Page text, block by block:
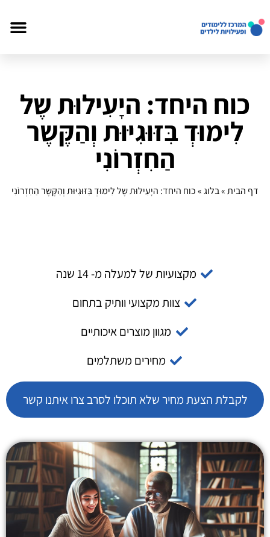
כוח היחד: היָעִילוּת שֶל
לִימוּדְ בִּזּוּגִיּוּת וְהַקֶּשֶר
הַחִזְרוֹנִי
דף הבית»בלוג»כוח היחד: היָעִילוּת שֶל לִימוּדְ בִּזּוּגִיּוּת וְהַקֶּשֶר הַחִזְרוֹנִי
מקצועיות של למעלה מ- 14 שנה
צוות מקצועי וותיק בתחום
מגוון מוצרים איכותיים
מחירים משתלמים
לקבלת הצעת מחיר שלא תוכלו לסרב צרו איתנו קשר